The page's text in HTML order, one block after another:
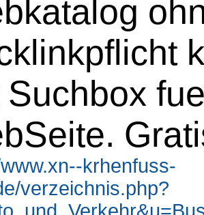
Suchbox
krhenfuss-
verzeichnis.php?